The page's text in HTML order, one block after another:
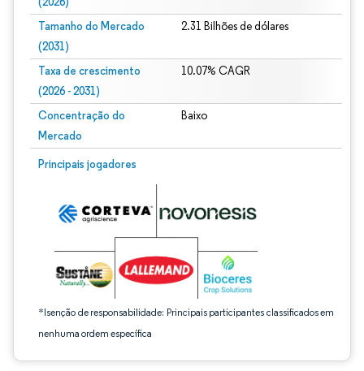
Tamanho do Mercado
(2031)
2.31 Bilhões de dólares
Taxa de crescimento
(2026 - 2031)
10.07% CAGR
Concentração do
Mercado
Baixo
Principais jogadores
*Isenção de responsabilidade: Principais participantes classificados em
nenhuma ordem específica
Imagem © Mordor Intelligence. O reuso requer atribuição conforme CC BY 4.0.